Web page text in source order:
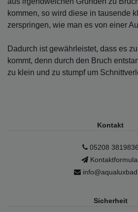
kommen, so wird diese in tausende
zerspringen, wie man es von einer
Dadurch ist gewährleistet, dass es
kommt, denn durch den Bruch
zu klein und zu stumpf um
Kontakt
05208 3819836
Sicherheit